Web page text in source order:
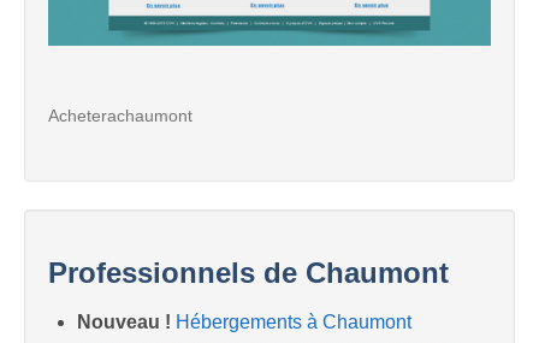
Acheterachaumont
Professionnels de Chaumont
Nouveau ! Hébergements à Chaumont